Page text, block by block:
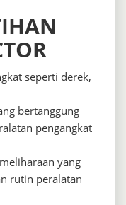
seperti derek,
bertanggung
pengangkat
yang
rutin peralatan